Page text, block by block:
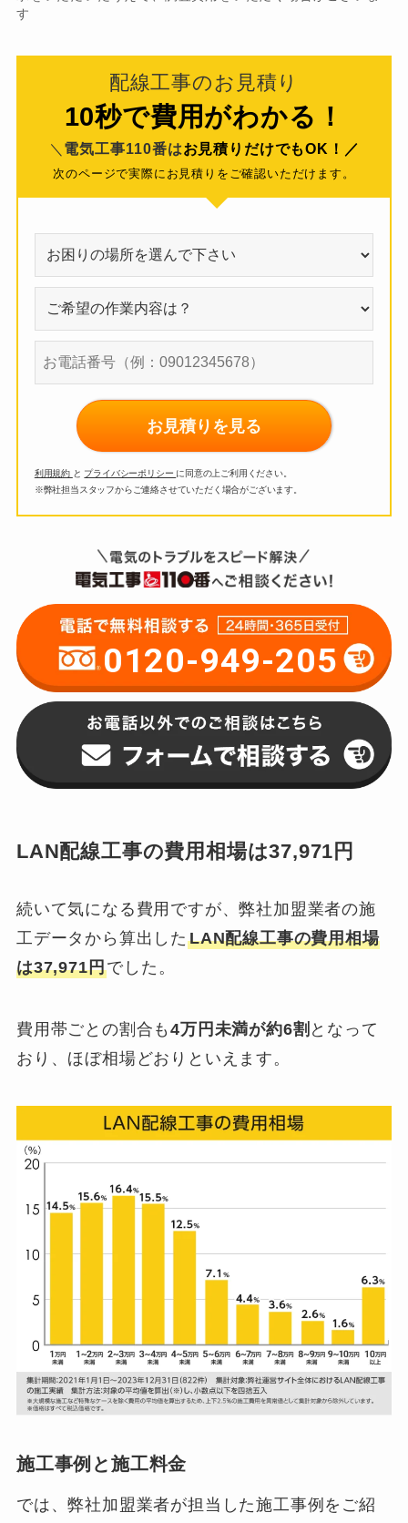
す
配線工事のお見積り
10秒で費用がわかる！
＼ 電気工事110番はお見積りだけでもOK！／
次のページで実際にお見積りをご確認いただけます。
お見積りを見る
利用規約 と プライバシーポリシー に同意の上ご利用ください。
※弊社担当スタッフからご連絡させていただく場合がございます。
0120-949-205
LAN配線工事の費用相場は37,971円
続いて気になる費用ですが、弊社加盟業者の施
工データから算出した LAN配線工事の費用相場
は37,971円でした。
費用帯ごとの割合も4万円未満が約6割 となって
おり、ほぼ相場どおりといえます。
施工事例と施工料金
では、弊社加盟業者が担当した施工事例をご紹